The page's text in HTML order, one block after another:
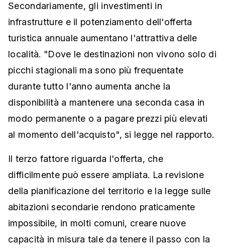
Secondariamente, gli investimenti in
infrastrutture e il potenziamento dell'offerta
turistica annuale aumentano l'attrattiva delle
località. "Dove le destinazioni non vivono solo di
picchi stagionali ma sono più frequentate
durante tutto l'anno aumenta anche la
disponibilità a mantenere una seconda casa in
modo permanente o a pagare prezzi più elevati
al momento dell'acquisto", si legge nel rapporto.
Il terzo fattore riguarda l'offerta, che
difficilmente può essere ampliata. La revisione
della pianificazione del territorio e la legge sulle
abitazioni secondarie rendono praticamente
impossibile, in molti comuni, creare nuove
capacità in misura tale da tenere il passo con la